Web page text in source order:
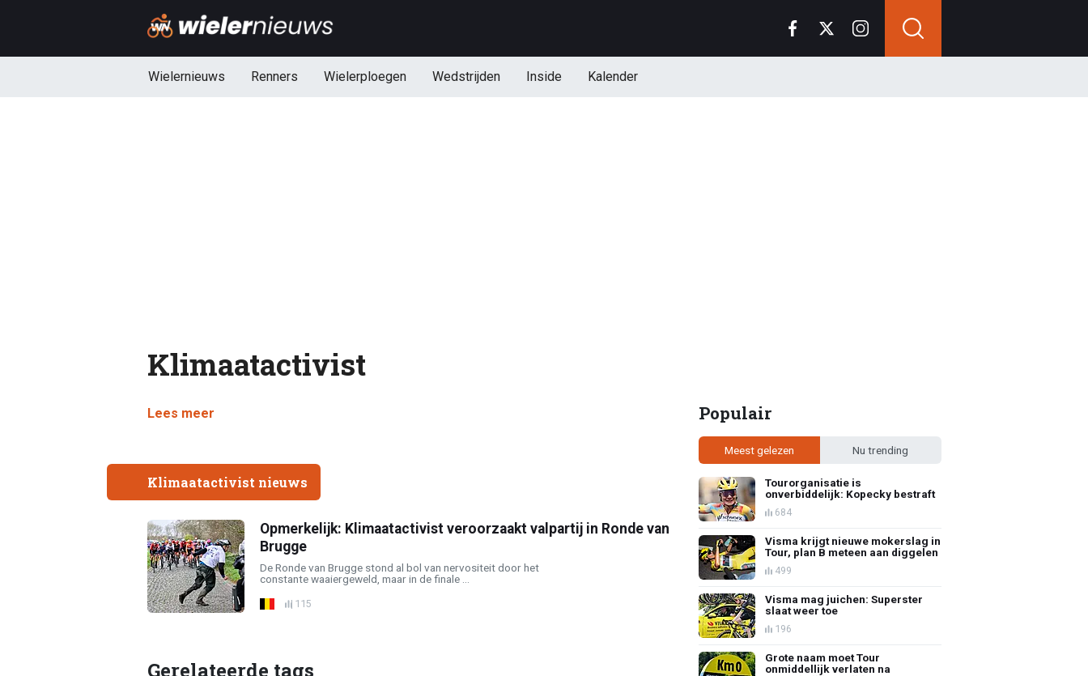
Wielernieuws Renners Wielerploegen Wedstrijden Inside Kalender
Klimaatactivist
Lees meer
Klimaatactivist nieuws
Opmerkelijk: Klimaatactivist veroorzaakt valpartij in Ronde van
Brugge
De Ronde van Brugge stond al bol van nervositeit door het
constante waaiergeweld, maar in de finale ...
115
Gerelateerde tags
Populair
Meest gelezen Nu trending
Tourorganisatie is
onverbiddelijk: Kopecky bestraft
684
Visma krijgt nieuwe mokerslag in
Tour, plan B meteen aan diggelen
499
Visma mag juichen: Superster
slaat weer toe
196
Grote naam moet Tour
onmiddellijk verlaten na